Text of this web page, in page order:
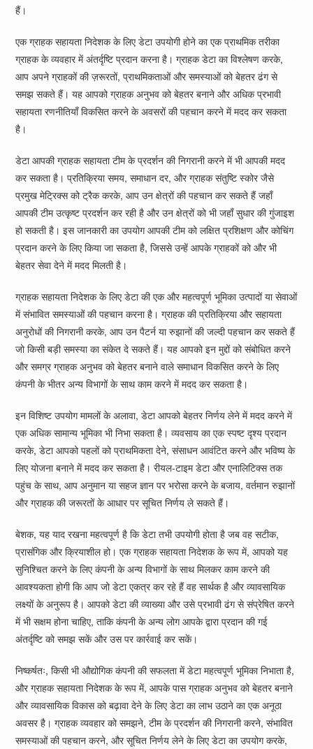
हैं।
एक ग्राहक सहायता निदेशक के लिए डेटा उपयोगी होने का एक प्राथमिक तरीका
ग्राहक के व्यवहार में अंतर्दृष्टि प्रदान करना है। ग्राहक डेटा का विश्लेषण करके,
आप अपने ग्राहकों की ज़रूरतों, प्राथमिकताओं और समस्याओं को बेहतर ढंग से
समझ सकते हैं। यह आपको ग्राहक अनुभव को बेहतर बनाने और अधिक प्रभावी
सहायता रणनीतियाँ विकसित करने के अवसरों की पहचान करने में मदद कर सकता
है।
डेटा आपकी ग्राहक सहायता टीम के प्रदर्शन की निगरानी करने में भी आपकी मदद
कर सकता है। प्रतिक्रिया समय, समाधान दर, और ग्राहक संतुष्टि स्कोर जैसे
प्रमुख मेट्रिक्स को ट्रैक करके, आप उन क्षेत्रों की पहचान कर सकते हैं जहाँ
आपकी टीम उत्कृष्ट प्रदर्शन कर रही है और उन क्षेत्रों को भी जहाँ सुधार की गुंजाइश
हो सकती है। इस जानकारी का उपयोग आपकी टीम को लक्षित प्रशिक्षण और कोचिंग
प्रदान करने के लिए किया जा सकता है, जिससे उन्हें आपके ग्राहकों को और भी
बेहतर सेवा देने में मदद मिलती है।
ग्राहक सहायता निदेशक के लिए डेटा की एक और महत्वपूर्ण भूमिका उत्पादों या सेवाओं
में संभावित समस्याओं की पहचान करना है। ग्राहक की प्रतिक्रिया और सहायता
अनुरोधों की निगरानी करके, आप उन पैटर्न या रुझानों की जल्दी पहचान कर सकते हैं
जो किसी बड़ी समस्या का संकेत दे सकते हैं। यह आपको इन मुद्दों को संबोधित करने
और समग्र ग्राहक अनुभव को बेहतर बनाने वाले समाधान विकसित करने के लिए
कंपनी के भीतर अन्य विभागों के साथ काम करने में मदद कर सकता है।
इन विशिष्ट उपयोग मामलों के अलावा, डेटा आपको बेहतर निर्णय लेने में मदद करने में
एक अधिक सामान्य भूमिका भी निभा सकता है। व्यवसाय का एक स्पष्ट दृश्य प्रदान
करके, डेटा आपको पहलों को प्राथमिकता देने, संसाधन आवंटित करने और भविष्य के
लिए योजना बनाने में मदद कर सकता है। रीयल-टाइम डेटा और एनालिटिक्स तक
पहुंच के साथ, आप अनुमान या सहज ज्ञान पर भरोसा करने के बजाय, वर्तमान रुझानों
और ग्राहक की जरूरतों के आधार पर सूचित निर्णय ले सकते हैं।
बेशक, यह याद रखना महत्वपूर्ण है कि डेटा तभी उपयोगी होता है जब वह सटीक,
प्रासंगिक और क्रियाशील हो। एक ग्राहक सहायता निदेशक के रूप में, आपको यह
सुनिश्चित करने के लिए कंपनी के अन्य विभागों के साथ मिलकर काम करने की
आवश्यकता होगी कि आप जो डेटा एकत्र कर रहे हैं वह सार्थक है और व्यावसायिक
लक्ष्यों के अनुरूप है। आपको डेटा की व्याख्या और उसे प्रभावी ढंग से संप्रेषित करने
में भी सक्षम होना चाहिए, ताकि कंपनी के अन्य लोग आपके द्वारा प्रदान की गई
अंतर्दृष्टि को समझ सकें और उस पर कार्रवाई कर सकें।
निष्कर्षतः, किसी भी औद्योगिक कंपनी की सफलता में डेटा महत्वपूर्ण भूमिका निभाता है,
और ग्राहक सहायता निदेशक के रूप में, आपके पास ग्राहक अनुभव को बेहतर बनाने
और व्यावसायिक विकास को बढ़ावा देने के लिए डेटा का लाभ उठाने का एक अनूठा
अवसर है। ग्राहक व्यवहार को समझने, टीम के प्रदर्शन की निगरानी करने, संभावित
समस्याओं की पहचान करने, और सूचित निर्णय लेने के लिए डेटा का उपयोग करके,